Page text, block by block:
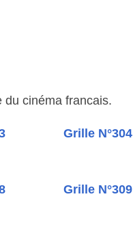
du cinéma francais.
Grille N°304
Grille N°309